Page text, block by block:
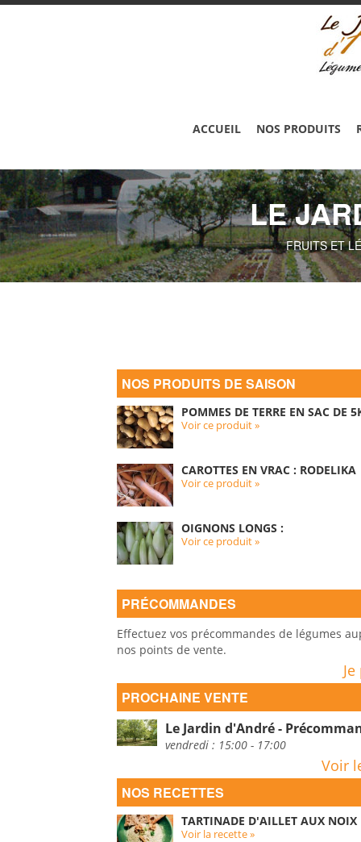
ACCUEIL NOS PRODUITS
LE
FRUITS ET
NOS PRODUITS DE SAISON
POMMES DE TERRE EN SAC DE
Voir ce produit »
CAROTTES EN VRAC : RODELIKA
Voir ce produit »
OIGNONS LONGS :
Voir ce produit »
PRÉCOMMANDES
Effectuez vos précommandes de légumes
nos points de vente.
PROCHAINE VENTE
Le Jardin d'André -
vendredi : 15:00 - 17:00
Voir
NOS RECETTES
TARTINADE D'AILLET AUX NOIX
Voir la recette »